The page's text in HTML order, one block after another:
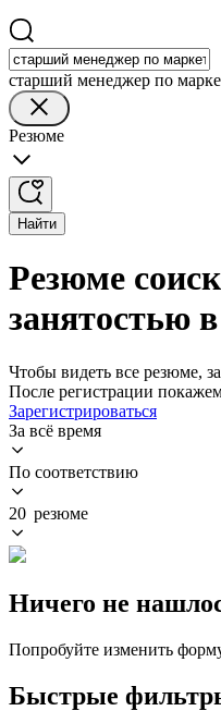
старший менеджер по
Резюме
Найти
Резюме
занятостью
Чтобы видеть все резюме,
После регистрации
Зарегистрироваться
За всё время
По соответствию
20 резюме
Ничего не
Попробуйте изменить
Быстрые